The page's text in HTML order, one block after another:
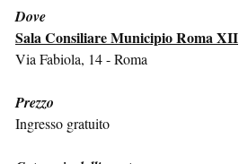
Dove
Sala Consiliare Municipio Roma XII
Via Fabiola, 14 - Roma
Prezzo
Ingresso gratuito